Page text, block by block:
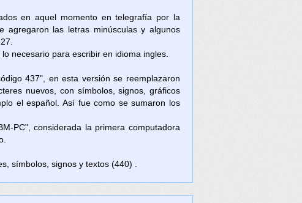
en aquel momento en telegrafía por la
agregaron las letras minúsculas y algunos
necesario para escribir en idioma ingles.
437", en esta versión se reemplazaron
nuevos, con símbolos, signos, gráficos
el español. Así fue como se sumaron los
PC", considerada la primera computadora
símbolos, signos y textos (440) .